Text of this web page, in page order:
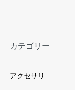
カテゴリー
アクセサリ